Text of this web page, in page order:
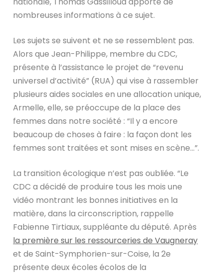
nombreuses informations à ce sujet.
Les sujets se suivent et ne se ressemblent pas.
Alors que Jean-Philippe, membre du CDC,
présente à l’assistance le projet de “revenu
universel d’activité” (RUA) qui vise à rassembler
plusieurs aides sociales en une allocation unique,
Armelle, elle, se préoccupe de la place des
femmes dans notre société : “Il y a encore
beaucoup de choses à faire : la façon dont les
femmes sont traitées et sont mises en scène…”.
La transition écologique n’est pas oubliée. “Le
CDC a décidé de produire tous les mois une
vidéo montrant les bonnes initiatives en la
matière, dans la circonscription, rappelle
Fabienne Tirtiaux, suppléante du député. Après
la première sur les ressourceries de Vaugneray
et de Saint-Symphorien-sur-Coise, la 2e
présente deux écoles écolos de la